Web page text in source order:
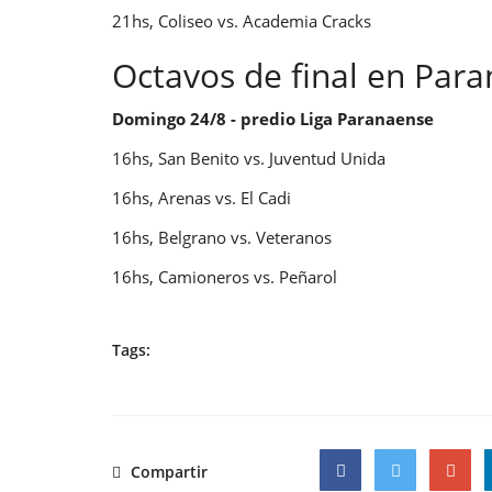
21hs, Coliseo vs. Academia Cracks
Octavos de final en
Domingo 24/8 - predio Liga Paranaense
16hs, San Benito vs. Juventud Unida
16hs, Arenas vs. El Cadi
16hs, Belgrano vs. Veteranos
16hs, Camioneros vs. Peñarol
Tags:
Compartir